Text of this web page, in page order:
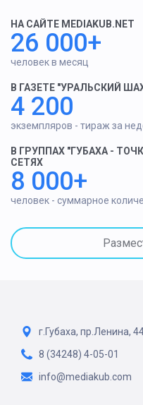
НА САЙТЕ MEDIAKUB.NET
26 000+
человек в месяц
В ГАЗЕТЕ "УРАЛЬСКИЙ
4 200
экземпляров - тираж за
В ГРУППАХ "ГУБАХА -
СЕТЯХ
8 000+
человек - суммарное
г.Губаха, пр.Ленина,
8 (34248) 4-05-01
info@mediakub.com